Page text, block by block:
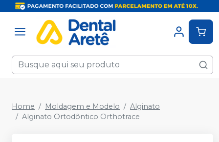
Home Moldagem e Modelo
Alginato
Alginato Ortodôntico Orthotrace